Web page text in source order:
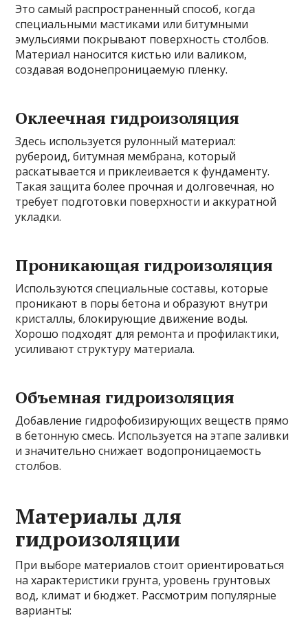
Это самый распространенный способ, когда
специальными мастиками или битумными
эмульсиями покрывают поверхность столбов.
Материал наносится кистью или валиком,
создавая водонепроницаемую пленку.
Оклеечная гидроизоляция
Здесь используется рулонный материал:
рубероид, битумная мембрана, который
раскатывается и приклеивается к фундаменту.
Такая защита более прочная и долговечная, но
требует подготовки поверхности и аккуратной
укладки.
Проникающая гидроизоляция
Используются специальные составы, которые
проникают в поры бетона и образуют внутри
кристаллы, блокирующие движение воды.
Хорошо подходят для ремонта и профилактики,
усиливают структуру материала.
Объемная гидроизоляция
Добавление гидрофобизирующих веществ прямо
в бетонную смесь. Используется на этапе заливки
и значительно снижает водопроницаемость
столбов.
Материалы для
гидроизоляции
При выборе материалов стоит ориентироваться
на характеристики грунта, уровень грунтовых
вод, климат и бюджет. Рассмотрим популярные
варианты: